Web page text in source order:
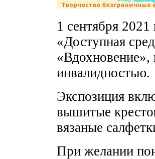
1 сентября
«Доступная
«Вдохновение»,
инвалидностью.
Экспозиция
вышитые
вязаные
При желании